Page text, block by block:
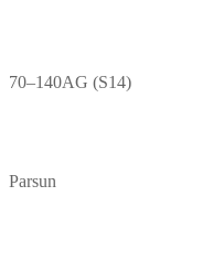
70–140AG (S14)
Parsun